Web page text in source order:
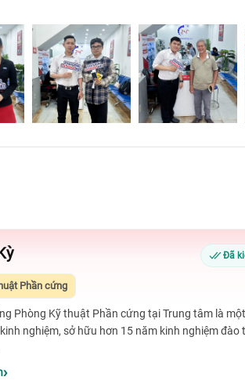
Đã
Phần cứng
Phòng Kỹ thuật Phần cứng tại Trung tâm là
nghiệm, sở hữu hơn 15 năm kinh nghiệm đào